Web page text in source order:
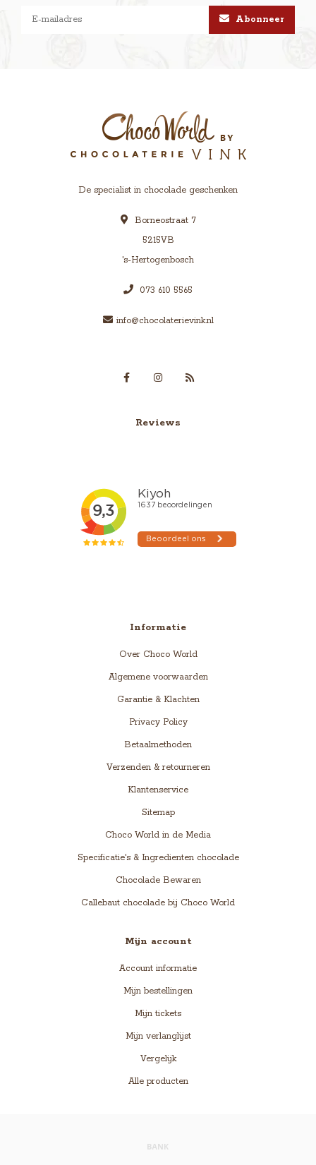
Abonneer
De specialist in chocolade geschenken
Borneostraat 7
5215VB
's-Hertogenbosch
073 610 5565
info@chocolaterievink.nl
Reviews
Informatie
Over Choco World
Algemene voorwaarden
Garantie & Klachten
Privacy Policy
Betaalmethoden
Verzenden & retourneren
Klantenservice
Sitemap
Choco World in de Media
Specificatie's & Ingredienten chocolade
Chocolade Bewaren
Callebaut chocolade bij Choco World
Mijn account
Account informatie
Mijn bestellingen
Mijn tickets
Mijn verlanglijst
Vergelijk
Alle producten